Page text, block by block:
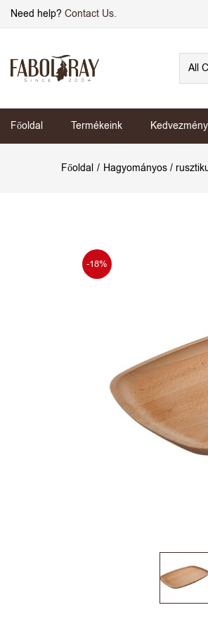
Need help? Contact Us.
All
Főoldal Termékeink
Főoldal Hagyományos /
-18%